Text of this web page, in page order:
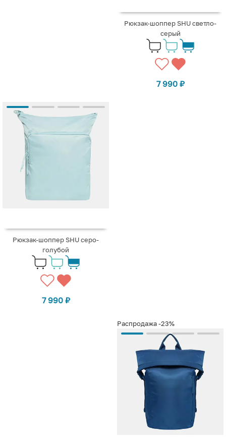
Рюкзак-шоппер SHU светло-
серый
7 990 ₽
Рюкзак-шоппер SHU серо-
голубой
7 990 ₽
Распродажа-23%